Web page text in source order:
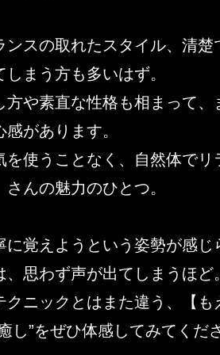
ンスの取れたスタイル、清
まう方も多いはず。
方や素直な性格も相まって
があります。
を使うことなく、自然体でリ
んの魅力のひとつ。
に覚えようという姿勢が感
、思わず声が出てしまうほど
クニックとはまた違う、【も
し”をぜひ体感してみてくだ